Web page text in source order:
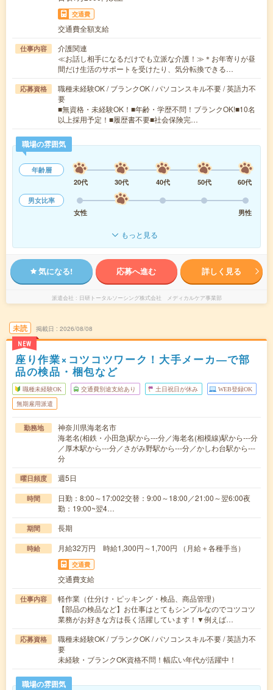
交通費
交通費全額支給
仕事内容
介護関連
≪お話し相手になるだけでも立派な介護！≫＊お年寄りが昼
間だけ生活のサポートを受けたり、気分転換できる…
応募資格
職種未経験OK / ブランクOK / パソコンスキル不要 / 英語力不
要
■無資格・未経験OK！■年齢・学歴不問！ブランクOK!■10名
以上採用予定！■履歴書不要■社会保険完…
職場の雰囲気
年齢層
20代
30代 40代 50代
60代
男女比率
女性
男性
もっと見る
気になる! 応募へ進む 詳しく見る
派遣会社 日研トータルソーシング株式会社 メディカルケア事業部
未読
NEW
掲載日 2026/08/08
座り作業×コツコツワーク！大手メーカ―で部
品の検品・梱包など
職種未経験OK 交通費別途支給あり 土日祝日が休み WEB登録OK
無期雇用派遣
勤務地
神奈川県海老名市
海老名(相鉄・小田急)駅から---分／海老名(相模線)駅から---分
／厚木駅から---分／さがみ野駅から---分／かしわ台駅から---
分
曜日頻度 週5日
時間
日勤：8:00～17:002交替：9:00～18:00／21:00～翌6:00夜
勤：19:00~翌4…
期間 長期
時給 月給32万円 時給1,300円～1,700円 （月給＋各種手当）
交通費
交通費支給
仕事内容
軽作業（仕分け・ピッキング・検品、商品管理）
【部品の検品など】お仕事はとてもシンプルなのでコツコツ
業務がお好きな方は長く活躍しています！▼例えば…
応募資格
職種未経験OK / ブランクOK / パソコンスキル不要 / 英語力不
要
未経験・ブランクOK資格不問！幅広い年代が活躍中！
職場の雰囲気